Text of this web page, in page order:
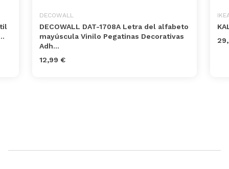
DECOWALL
DECOWALL DAT-1708A Letra del alfabeto
mayúscula Vinilo Pegatinas Decorativas
Adh...
12,99 €